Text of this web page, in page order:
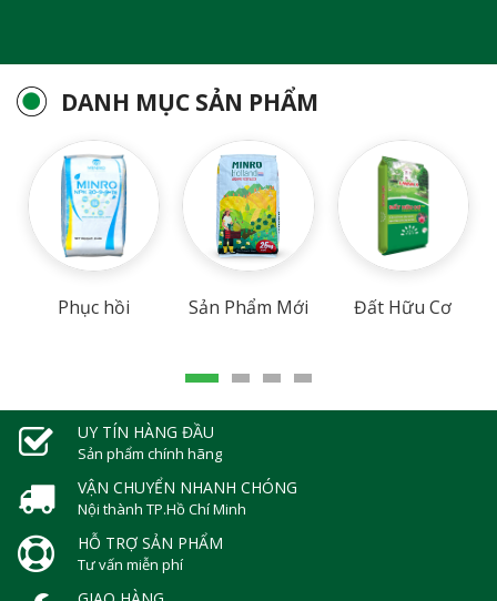
DANH MỤC SẢN PHẨM
Phục hồi Sản Phẩm Mới Đất Hữu Cơ
UY TÍN HÀNG ĐẦU
Sản phẩm chính hãng
VẬN CHUYỂN NHANH CHÓNG
Nội thành TP.Hồ Chí Minh
HỖ TRỢ SẢN PHẨM
Tư vấn miễn phí